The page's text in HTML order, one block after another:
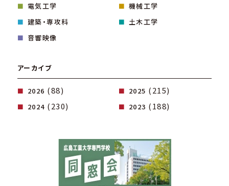
電気工学
機械工学
建築・専攻科
土木工学
音響映像
アーカイブ
2026 (88) 2025 (215)
2024 (230) 2023 (188)